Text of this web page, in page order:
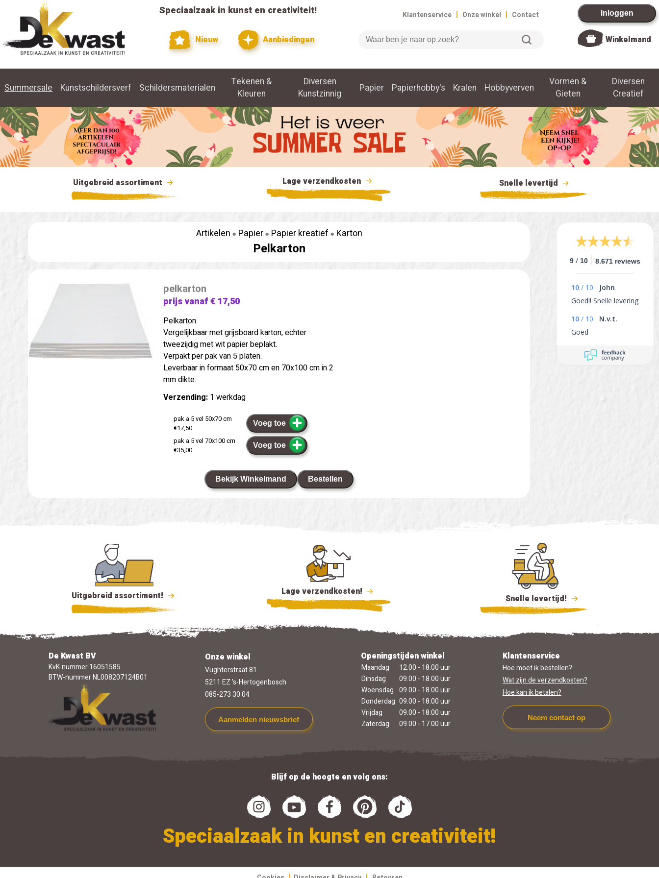
Speciaalzaak in kunst en creativiteit!
Nieuw Aanbiedingen
Klantenservice | Onze winkel | Contact
Zoeken
Inloggen
Winkelmand
Summersale Kunstschildersverf Schildersmaterialen
Tekenen &
Kleuren
Diversen
Kunstzinnig
Papier Papierhobby's Kralen Hobbyverven
Vormen &
Gieten
Diversen
Creatief
Uitgebreid assortiment Lage verzendkosten Snelle levertijd
9 / 10 8.671 reviews
10 / 10
John
Goed!! Snelle levering
10 / 10
N.v.t.
Goed
Artikelen Papier Papier kreatief Karton
Pelkarton
pelkarton
prijs vanaf € 17,50
Pelkarton.
Vergelijkbaar met grijsboard karton, echter
tweezijdig met wit papier beplakt.
Verpakt per pak van 5 platen.
Leverbaar in formaat 50x70 cm en 70x100 cm in 2
mm dikte.
Verzending: 1 werkdag
pak a 5 vel 50x70 cm
€17,50
Voeg toe
pak a 5 vel 70x100 cm
€35,00
Voeg toe
Bekijk Winkelmand Bestellen
Uitgebreid assortiment! Lage verzendkosten!
Snelle levertijd!
De Kwast BV
KvK-nummer 16051585
BTW-nummer NL008207124B01
Onze winkel
Vughterstraat 81
5211 EZ 's-Hertogenbosch
085-273 30 04
Aanmelden nieuwsbrief
Openingstijden winkel
Maandag
12.00 - 18.00 uur
Dinsdag
09.00 - 18.00 uur
Woensdag 09.00 - 18.00 uur
Donderdag 09.00 - 18.00 uur
Vrijdag
09.00 - 18.00 uur
Zaterdag
09.00 - 17.00 uur
Klantenservice
Hoe moet ik bestellen?
Wat zijn de verzendkosten?
Hoe kan ik betalen?
Neem contact op
Blijf op de hoogte en volg ons:
Speciaalzaak in kunst en creativiteit!